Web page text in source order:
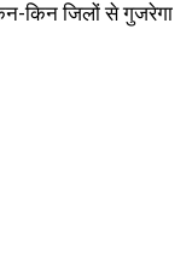
किन जिलों से गुजरेगा